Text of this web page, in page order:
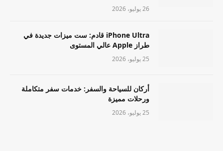
26 يوليو، 2026
iPhone Ultra قادم: ست ميزات جديدة في
طراز Apple عالي المستوى
25 يوليو، 2026
أركان للسياحة والسفر: خدمات سفر متكاملة
ورحلات مميزة
25 يوليو، 2026